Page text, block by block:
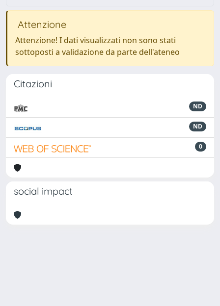
Attenzione
Attenzione! I dati visualizzati non sono stati
sottoposti a validazione da parte dell'ateneo
Citazioni
ND
ND
0
social impact